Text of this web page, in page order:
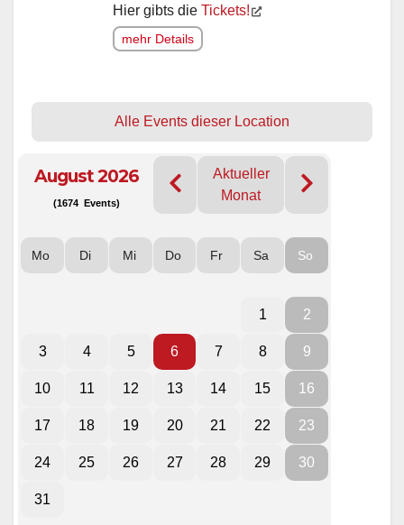
Hier gibts die Tickets!
mehr Details
Alle Events dieser Location
August 2026
(1674 Events)
Aktueller
Monat
Mo Di Mi Do Fr Sa So
1 2
3 4 5 6 7 8 9
10 11 12 13 14 15 16
17 18 19 20 21 22 23
24 25 26 27 28 29 30
31